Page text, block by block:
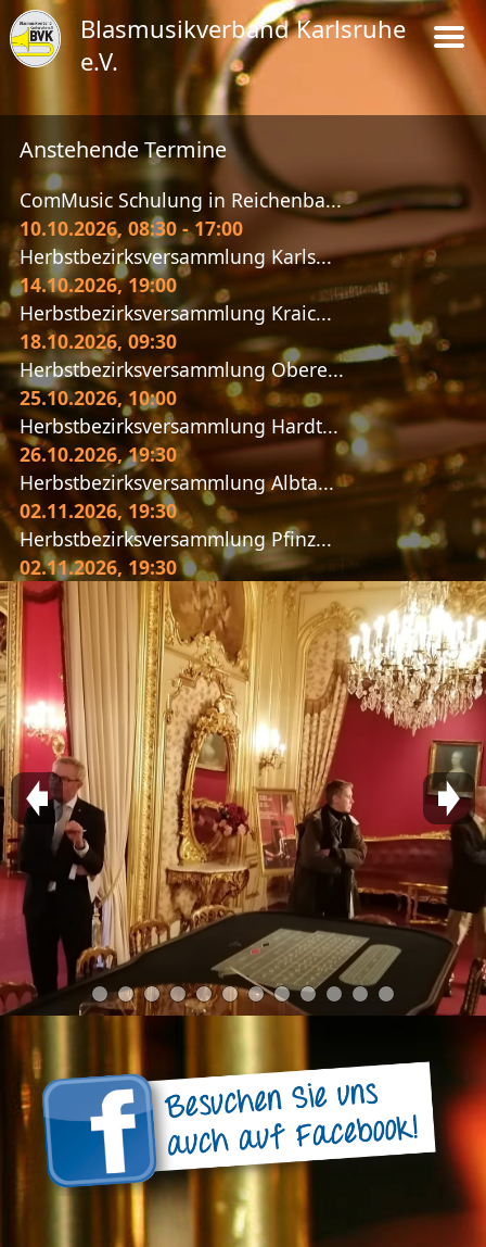
Blasmusikverband Karlsruhe
e.V.
Anstehende Termine
ComMusic Schulung in Reichenba...
10.10.2026, 08:30-17:00
Herbstbezirksversammlung Karls...
14.10.2026, 19:00
Herbstbezirksversammlung Kraic...
18.10.2026, 09:30
Herbstbezirksversammlung Obere...
25.10.2026, 10:00
Herbstbezirksversammlung Hardt...
26.10.2026, 19:30
Herbstbezirksversammlung Albta...
02.11.2026, 19:30
Herbstbezirksversammlung Pfinz...
02.11.2026, 19:30